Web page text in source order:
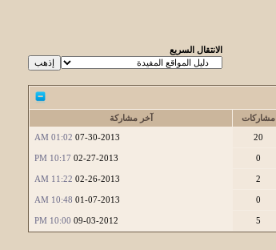
الانتقال السريع
مشاركات
آخر مشاركة
20
07-30-2013
01:02 AM
0
02-27-2013
10:17 PM
2
02-26-2013
11:22 AM
0
01-07-2013
10:48 AM
5
09-03-2012
10:00 PM